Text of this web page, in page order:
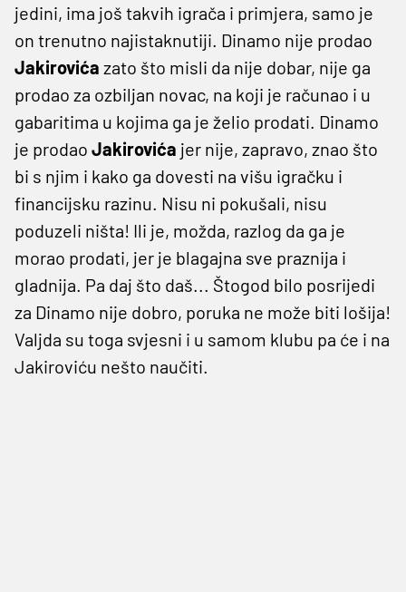
jedini, ima još takvih igrača i primjera, samo je
on trenutno najistaknutiji. Dinamo nije prodao
Jakirovića zato što misli da nije dobar, nije ga
prodao za ozbiljan novac, na koji je računao i u
gabaritima u kojima ga je želio prodati. Dinamo
je prodao Jakirovića jer nije, zapravo, znao što
bi s njim i kako ga dovesti na višu igračku i
financijsku razinu. Nisu ni pokušali, nisu
poduzeli ništa! Ili je, možda, razlog da ga je
morao prodati, jer je blagajna sve praznija i
gladnija. Pa daj što daš... Štogod bilo posrijedi
za Dinamo nije dobro, poruka ne može biti lošija!
Valjda su toga svjesni i u samom klubu pa će i na
Jakiroviću nešto naučiti.